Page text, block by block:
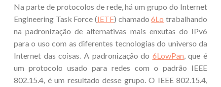
Na parte de protocolos de rede, há um grupo do Internet
Engineering Task Force (IETF) chamado6Lo trabalhando
na padronização de alternativas mais enxutas do IPv6
para o uso com as diferentes tecnologias do universo da
Internet das coisas. A padronização do 6LowPan, que é
um protocolo usado para redes com o padrão IEEE
802.15.4, é um resultado desse grupo. O IEEE 802.15.4,